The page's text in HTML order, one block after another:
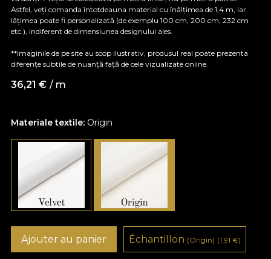
Materiale textile: Origin
Astfel, veți comanda întotdeauna material cu înălțimea de 1,4 m, iar
lățimea poate fi personalizată (de exemplu 100 cm, 200 cm, 232 cm
etc.), indiferent de dimensiunea designului ales.
**Imaginile de pe site au scop ilustrativ, produsul real poate prezenta
diferențe subtile de nuanță față de cele vizualizate online.
36,21 € / m
Ajouter au panier Échantillon (Origin) (1,91 €)